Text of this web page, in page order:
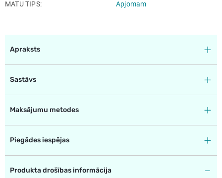
MATU TIPS Apjomam
Apraksts
Sastāvs
Maksājumu metodes
Piegādes iespējas
Produkta drošības informācija